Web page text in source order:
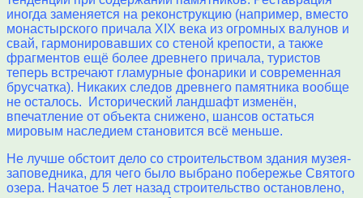
иногда заменяется на реконструкцию (например, вместо
монастырского причала XIX века из огромных валунов и
свай, гармонировавших со стеной крепости, а также
фрагментов ещё более древнего причала, туристов
теперь встречают гламурные фонарики и современная
брусчатка). Никаких следов древнего памятника вообще
не осталось. Исторический ландшафт изменён,
впечатление от объекта снижено, шансов остаться
мировым наследием становится всё меньше.
Не лучше обстоит дело со строительством здания музея-
заповедника, для чего было выбрано побережье Святого
озера. Начатое 5 лет назад строительство остановлено,